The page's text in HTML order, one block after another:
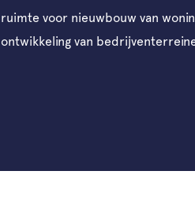
ruimte voor nieuwbouw van
ontwikkeling van